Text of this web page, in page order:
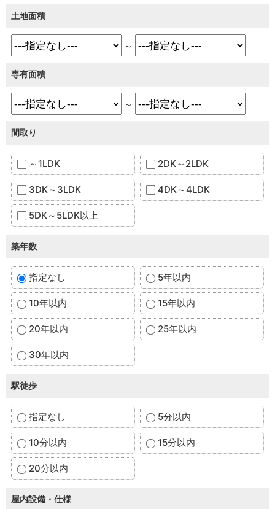
土地面積
～
専有面積
～
間取り
～1LDK 2DK～2LDK
3DK～3LDK 4DK～4LDK
5DK～5LDK以上
築年数
指定なし 5年以内
10年以内 15年以内
20年以内 25年以内
30年以内
駅徒歩
指定なし 5分以内
10分以内 15分以内
20分以内
屋内設備・仕様